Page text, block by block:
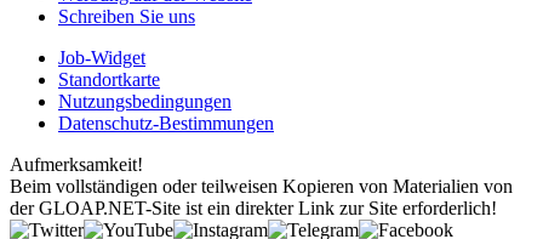
Schreiben Sie uns
Job-Widget
Standortkarte
Nutzungsbedingungen
Datenschutz-Bestimmungen
Aufmerksamkeit!
Beim vollständigen oder teilweisen Kopieren von Materialien von
der GLOAP.NET-Site ist ein direkter Link zur Site erforderlich!